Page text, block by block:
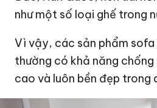
như một số loại ghế trong
Vì vậy, các sản phẩm sofa
thường có khả năng
cao và luôn bền đẹp trong